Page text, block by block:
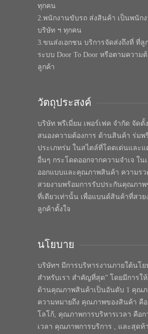
ทุกคน
2.พนักงานขับรถ ส่งสินค้า เป็นพนัก
บริษัท ฯ ทุกคน
3.ขนส่งเอกชน บริการจัดส่งถึงที่ ที่ลู
ระบบ Door To Door หรือตามความ
ลูกค้า
วัตถุประสงค์
บริษัท พรีเมี่ยม เพอร์เฟค จำกัด จัดตั้
สนองความต้องการ ด้านสินค้า ร่มพ
ประเภทร่ม ในสไตล์ที่โดดเด่นและแ
อื่นๆ กระโดดออกจากความจำเจ ใน
ออกแบบและคุณภาพสินค้า ความรว
สวยงามพร้อมการรับประกันคุณภา
ที่เดียวเท่านั้น เพื่อแบนด์สินค้าที่สวย
ลูกค้าตั้งใจ
นโยบาย
บริษัทฯ มีการบริหารงานภายใต้นโ
สำหรับเรา สำคัญที่สุด” โดยมีการใ
ด้านคุณภาพสินค้าเป็นอันดับ 1 คุณ
ความหมายถึง คุณภาพของสินค้า คื
โลโก้, คุณภาพการบริหารเวลา คือก
เวลา คุณภาพการบริการ , และสุดท้